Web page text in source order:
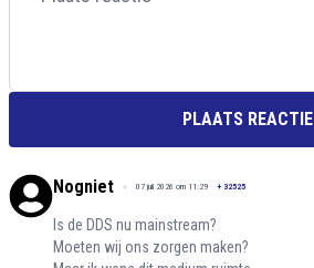
PLAATS REACTIE
Nogniet 07 juli 2026 om 11:29 + 32525
Is de DDS nu mainstream?
Moeten wij ons zorgen maken?